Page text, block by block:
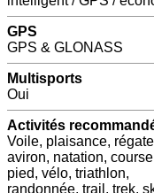
GPS
GPS & GLONASS
Multisports
Oui
Activités
Voile, plaisance,
aviron, natation,
pied, vélo, triathlon,
randonnée, trail, trek,